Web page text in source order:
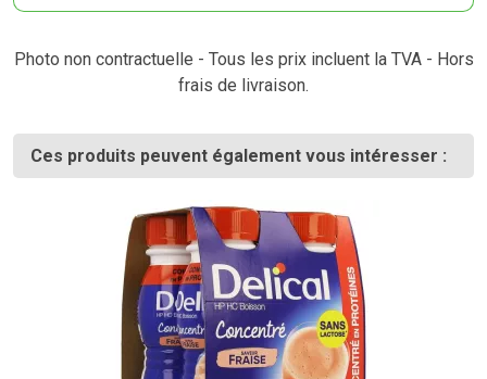
Photo non contractuelle - Tous les prix incluent la TVA - Hors
frais de livraison.
Ces produits peuvent également vous intéresser :